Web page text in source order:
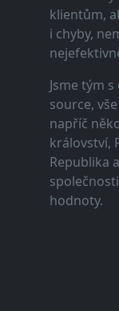
klientům,
i chyby,
Jsme tým
source,
napříč
království,
Republika
hodnoty.